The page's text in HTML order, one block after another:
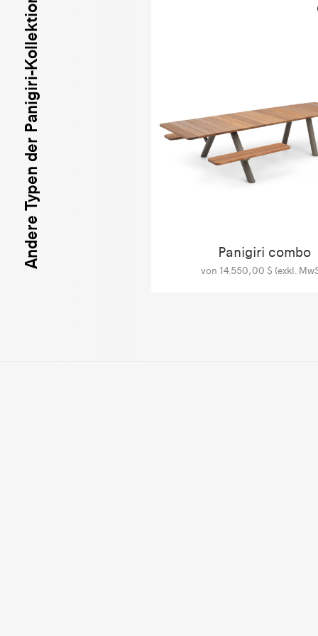
Andere Typen der Panigiri-Kollektion Panigiri combo
von 14.550,00 $ (exkl.